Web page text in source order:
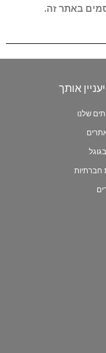
באתר זה.
אותך
שלנו
חברתיות